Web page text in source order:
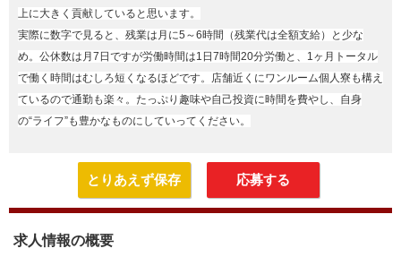
上に大きく貢献していると思います。
実際に数字で見ると、残業は月に5～6時間（残業代は全額支給）と少な
め。公休数は月7日ですが労働時間は1日7時間20分労働と、1ヶ月トータル
で働く時間はむしろ短くなるほどです。店舗近くにワンルーム個人寮も構え
ているので通勤も楽々。たっぷり趣味や自己投資に時間を費やし、自身
の“ライフ”も豊かなものにしていってください。
とりあえず保存 応募する
求人情報の概要